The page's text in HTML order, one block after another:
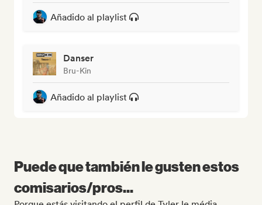
Añadido al playlist
Danser
Bru-Kin
Añadido al playlist
Puede que también le gusten estos
comisarios/pros...